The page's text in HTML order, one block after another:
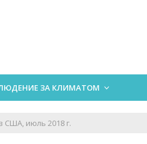
ЗА КЛИМАТОМ
июль 2018 г.